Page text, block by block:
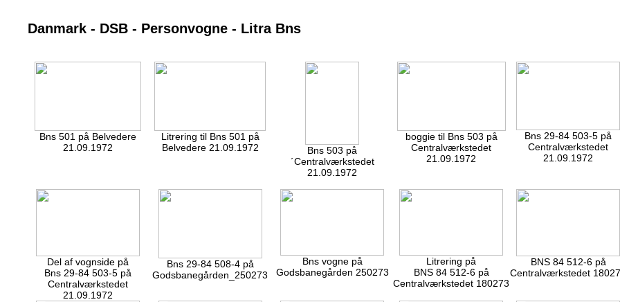
Danmark - DSB - Personvogne - Litra Bns
Bns 501 på Belvedere
21.09.1972
Litrering til Bns 501 på
Belvedere 21.09.1972
Bns 503 på
´Centralværkstedet
21.09.1972
boggie til Bns 503 på
Centralværkstedet
21.09.1972
Bns 29-84 503-5 på
Centralværkstedet
21.09.1972
Del af vognside på
Bns 29-84 503-5 på
Centralværkstedet
21.09.1972
Bns 29-84 508-4 på
Godsbanegården_250273
Bns vogne på
Godsbanegården 250273
Litrering på
BNS 84 512-6 på
Centralværkstedet 180273
BNS 84 512-6 på
Centralværkstedet